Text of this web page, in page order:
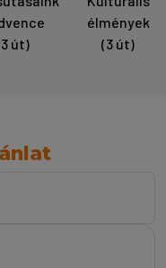
út)
élmények
(3 út)